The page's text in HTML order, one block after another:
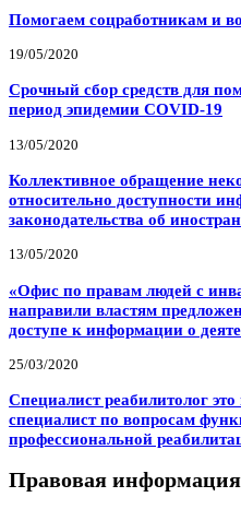
Помогаем соцработникам и
19/05/2020
Срочный сбор средств для
период эпидемии COVID-19
13/05/2020
Коллективное обращение
относительно доступности
законодательства об
13/05/2020
«Офис по правам людей с
направили властям
доступе к информации о
25/03/2020
Специалист реабилитолог
специалист по вопросам
профессиональной
Правовая информация